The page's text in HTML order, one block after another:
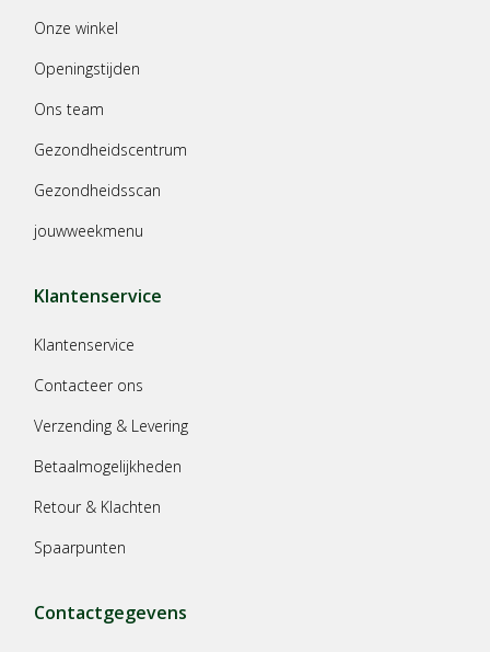
Onze winkel
Openingstijden
Ons team
Gezondheidscentrum
Gezondheidsscan
jouwweekmenu
Klantenservice
Klantenservice
Contacteer ons
Verzending & Levering
Betaalmogelijkheden
Retour & Klachten
Spaarpunten
Contactgegevens